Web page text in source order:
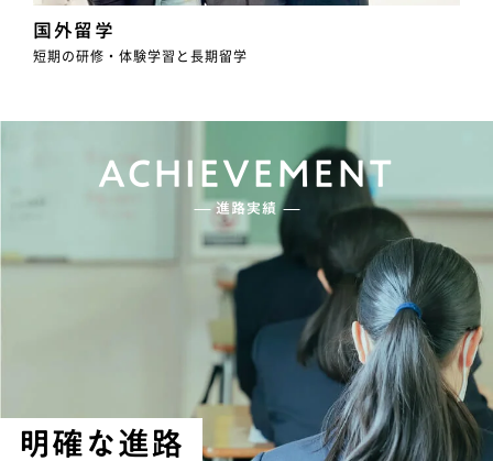
国外留学
短期の研修・体験学習と長期留学
ACHIEVEMENT
進路実績
明確な進路